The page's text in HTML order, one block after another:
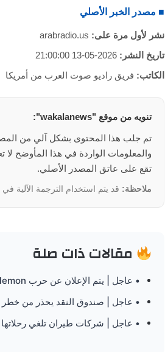
■ مصدر الخبر الأصلي
نشر لأول مرة على: arabradio.us
تاريخ النشر: 2026-05-13 21:00:00
الكاتب: فريق راديو صوت العرب من أمريكا
تنويه من موقع "wakalanews":
تم جلب هذا المحتوى بشكل آلي من
تقع على عاتق المصدر الأصلي.
ملاحظة: قد يتم استخدام الترجمة الآلية
مقالات ذات صلة
• عاجل | يتم الإعلان عن حرب Lululemon بالوكالة مع Chip Wilson وتعقد اجتماعًا سنويًا
• عاجل | صندوق النقد يحذر من خطر
• عاجل | شركات طيران تلغي